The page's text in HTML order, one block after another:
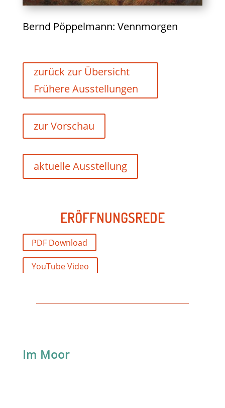
Bernd Pöppelmann: Vennmorgen
zurück zur Übersicht
Frühere Ausstellungen
zur Vorschau
aktuelle Ausstellung
ERÖFFNUNGSREDE
PDF Download
YouTube Video
Im Moor